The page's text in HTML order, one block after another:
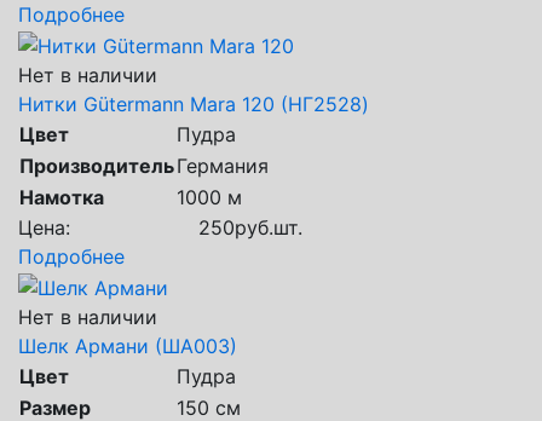
Подробнее
Нет в наличии
Нитки Gütermann Mara 120 (НГ2528)
Цвет
Пудра
ПроизводительГермания
Намотка
1000 м
Цена:
250руб.шт.
Подробнее
Нет в наличии
Шелк Армани (ША003)
Цвет
Пудра
Размер
150 см